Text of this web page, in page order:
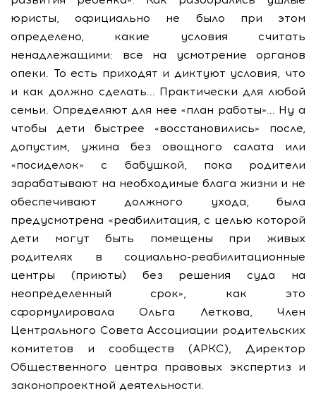
юристы, официально не было при этом
определено, какие условия считать
ненадлежащими: все на усмотрение органов
опеки. То есть приходят и диктуют условия, что
и как должно сделать... Практически для любой
семьи. Определяют для нее «план работы»... Ну а
чтобы дети быстрее «восстановились» после,
допустим, ужина без овощного салата или
«посиделок» с бабушкой, пока родители
зарабатывают на необходимые блага жизни и не
обеспечивают должного ухода, была
предусмотрена «реабилитация, с целью которой
дети могут быть помещены при живых
родителях в социально-реабилитационные
центры (приюты) без решения суда на
неопределенный срок», как это
сформулировала Ольга Леткова, Член
Центрального Совета Ассоциации родительских
комитетов и сообществ (АРКС), Директор
Общественного центра правовых экспертиз и
законопроектной деятельности.